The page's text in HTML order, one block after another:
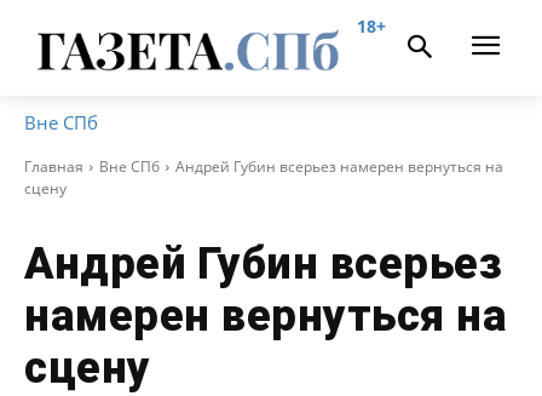
18+
Вне СПб
Главная Вне СПб
Андрей Губин всерьез намерен вернуться на
сцену
Андрей Губин всерьез
намерен вернуться на
сцену